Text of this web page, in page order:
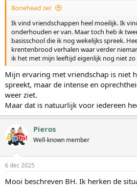
n
Bonehead zei:
Ik vind vriendschappen heel moeilijk. Ik
onderhouden er van. Maar toch heb ik
basisschool die ik nog wekelijks spreek.
krentenbrood verhalen waar verder
ik het met mijn leeftijd eigenlijk nog niet zo
Mijn ervaring met vriendschap is niet
spreekt, maar de intense en
weer ziet.
Maar dat is natuurlijk voor iedereen
Pieros
Well-known member
6 dec 2025
Mooi beschreven BH. Ik herken de